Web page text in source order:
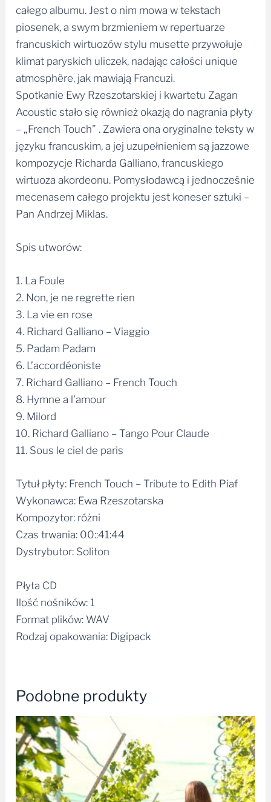
całego albumu. Jest o nim mowa w tekstach
piosenek, a swym brzmieniem w repertuarze
francuskich wirtuozów stylu musette przywołuje
klimat paryskich uliczek, nadając całości unique
atmosphère, jak mawiają Francuzi.
Spotkanie Ewy Rzeszotarskiej i kwartetu Zagan
Acoustic stało się również okazją do nagrania płyty
– „French Touch” . Zawiera ona oryginalne teksty w
języku francuskim, a jej uzupełnieniem są jazzowe
kompozycje Richarda Galliano, francuskiego
wirtuoza akordeonu. Pomysłodawcą i jednocześnie
mecenasem całego projektu jest koneser sztuki –
Pan Andrzej Miklas.
Spis utworów:
1. La Foule
2. Non, je ne regrette rien
3. La vie en rose
4. Richard Galliano – Viaggio
5. Padam Padam
6. L’accordéoniste
7. Richard Galliano – French Touch
8. Hymne a l’amour
9. Milord
10. Richard Galliano – Tango Pour Claude
11. Sous le ciel de paris
Tytuł płyty: French Touch – Tribute to Edith Piaf
Wykonawca: Ewa Rzeszotarska
Kompozytor: różni
Czas trwania: 00::41:44
Dystrybutor: Soliton
Płyta CD
Ilość nośników: 1
Format plików: WAV
Rodzaj opakowania: Digipack
Podobne produkty